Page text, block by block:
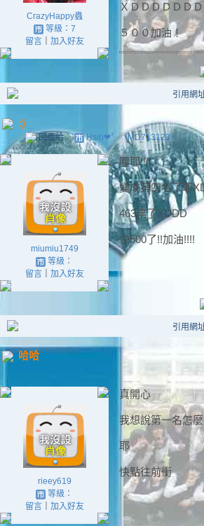
CrazyHappy蟲
等級：7
留言｜ 加入好友
ＸＤＤＤＤＤＤＤ
５００加油！
引用網
:)
回應給： Hsin❤〞（MD713123）
miumiu1749
等級：
留言｜ 加入好友
喔耶!!!!
變成第四名了耶
463票了XDDD
快500了!!加油!!!!
引用網
哈哈
rieey619
等級：
留言｜ 加入好友
真開心
我想說第一名怎
耶
快點往前衝